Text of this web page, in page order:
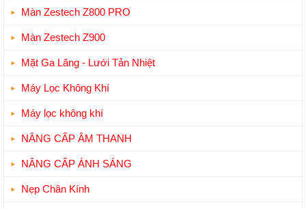
Màn Zestech Z800 PRO
Màn Zestech Z900
Mặt Ga Lăng - Lưới Tản Nhiệt
Máy Lọc Không Khí
Máy lọc không khí
NÂNG CẤP ÂM THANH
NÂNG CẤP ÁNH SÁNG
Nẹp Chân Kính